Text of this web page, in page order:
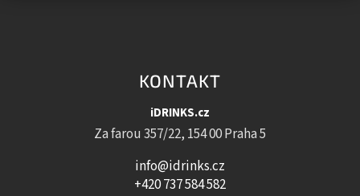
KONTAKT
iDRINKS.cz
Za farou 357/22, 154 00 Praha 5
info@idrinks.cz
+420 737 584 582